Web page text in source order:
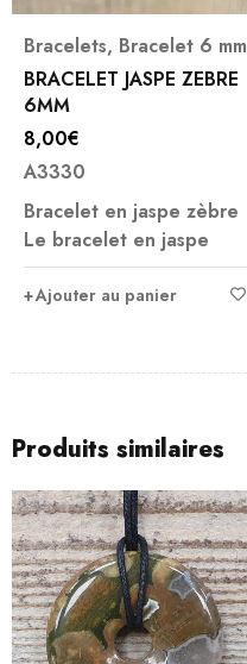
Bracelets, Bracelet 6 mm
BRACELET JASPE ZEBRE
6MM
8,00€
A3330
Bracelet en jaspe zèbre
Le bracelet en jaspe
Ajouter au panier
Produits similaires